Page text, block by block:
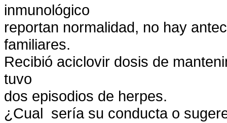
inmunológico
reportan normalidad, no hay
familiares.
Recibió aciclovir dosis de
tuvo
dos episodios de herpes.
¿Cual sería su conducta o